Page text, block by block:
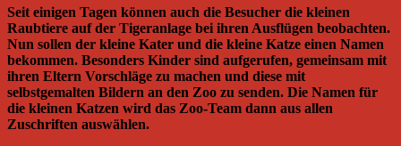
Seit einigen Tagen können auch die Besucher die kleinen
Raubtiere auf der Tigeranlage bei ihren Ausflügen beobachten.
Nun sollen der kleine Kater und die kleine Katze einen Namen
bekommen. Besonders Kinder sind aufgerufen, gemeinsam mit
ihren Eltern Vorschläge zu machen und diese mit
selbstgemalten Bildern an den Zoo zu senden. Die Namen für
die kleinen Katzen wird das Zoo-Team dann aus allen
Zuschriften auswählen.